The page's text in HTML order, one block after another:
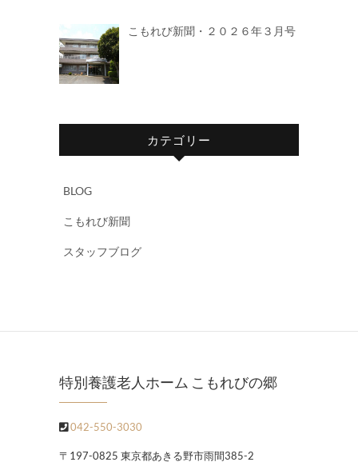
こもれび新聞・２０２６年３月号
カテゴリー
BLOG
こもれび新聞
スタッフブログ
特別養護老人ホーム こもれびの郷
042-550-3030
〒197-0825 東京都あきる野市雨間385-2